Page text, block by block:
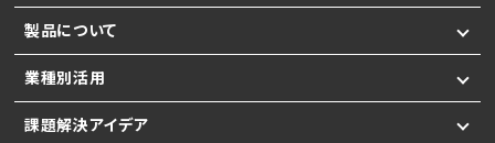
製品について
業種別活用
課題解決アイデア